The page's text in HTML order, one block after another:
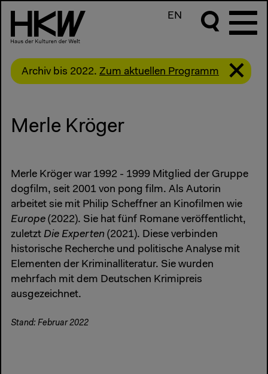
EN
Archiv bis 2022. Zum aktuellen Programm
Merle Kröger
Merle Kröger war 1992 - 1999 Mitglied der Gruppe
dogfilm, seit 2001 von pong film. Als Autorin
arbeitet sie mit Philip Scheffner an Kinofilmen wie
Europe (2022). Sie hat fünf Romane veröffentlicht,
zuletzt Die Experten (2021). Diese verbinden
historische Recherche und politische Analyse mit
Elementen der Kriminalliteratur. Sie wurden
mehrfach mit dem Deutschen Krimipreis
ausgezeichnet.
Stand: Februar 2022